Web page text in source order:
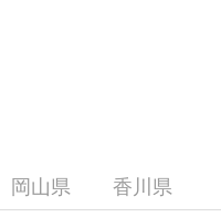
岡山県 香川県